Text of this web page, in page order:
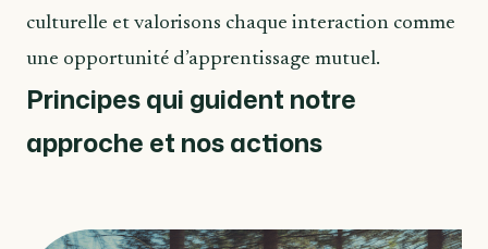
culturelle et valorisons chaque interaction comme
une opportunité d’apprentissage mutuel.
Principes qui guident notre
approche et nos actions